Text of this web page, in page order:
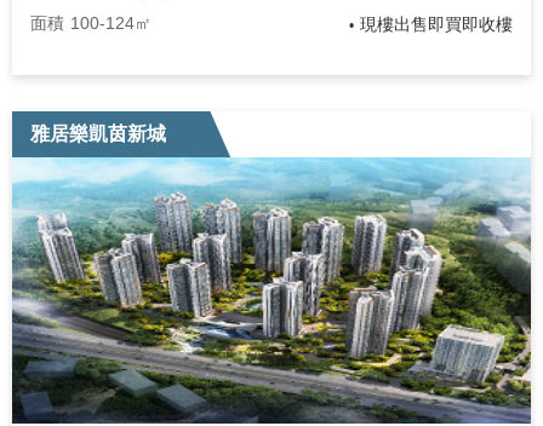
面積 100-124㎡ • 現樓出售即買即收樓
雅居樂凱茵新城